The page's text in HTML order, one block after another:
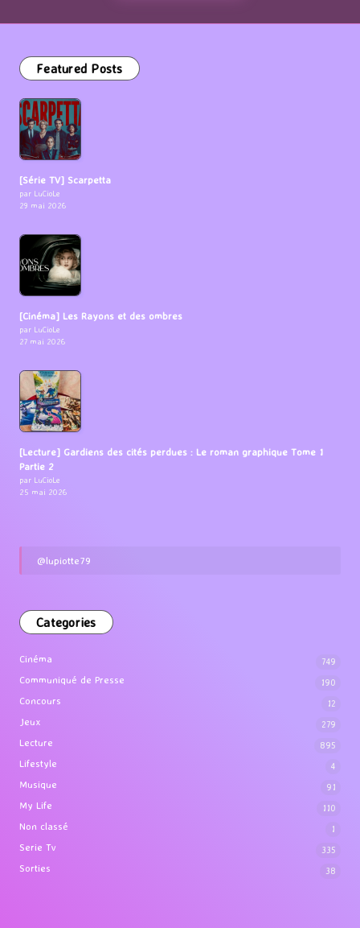
Featured Posts
[Série TV] Scarpetta
par LuCioLe
29 mai 2026
[Cinéma] Les Rayons et des ombres
par LuCioLe
27 mai 2026
[Lecture] Gardiens des cités perdues : Le roman graphique Tome 1
Partie 2
par LuCioLe
25 mai 2026
@lupiotte79
Categories
Cinéma 749
Communiqué de Presse 190
Concours 12
Jeux 279
Lecture 895
Lifestyle 4
Musique 91
My Life 110
Non classé 1
Serie Tv 335
Sorties 38